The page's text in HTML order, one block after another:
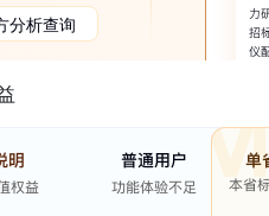
分析查询